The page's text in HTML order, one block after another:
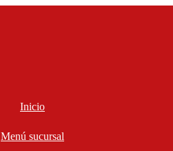
Inicio
Menú sucursal